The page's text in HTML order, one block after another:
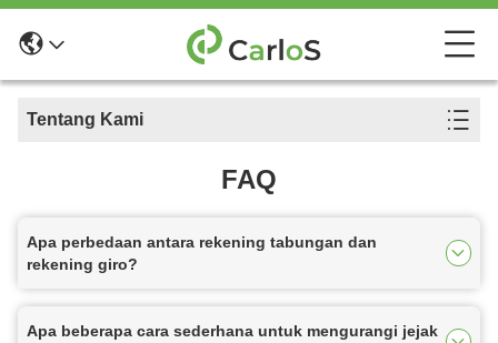
Tentang Kami
FAQ
Apa perbedaan antara rekening tabungan dan
rekening giro?
Apa beberapa cara sederhana untuk mengurangi jejak